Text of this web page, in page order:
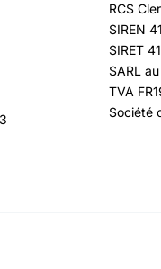
RCS
SIREN
SIRET
SARL
TVA
Société